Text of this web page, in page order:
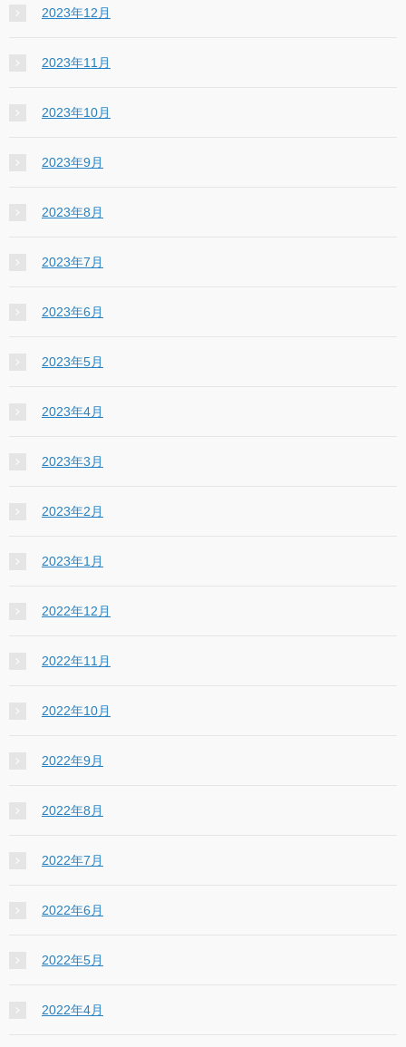
2023年12月
2023年11月
2023年10月
2023年9月
2023年8月
2023年7月
2023年6月
2023年5月
2023年4月
2023年3月
2023年2月
2023年1月
2022年12月
2022年11月
2022年10月
2022年9月
2022年8月
2022年7月
2022年6月
2022年5月
2022年4月